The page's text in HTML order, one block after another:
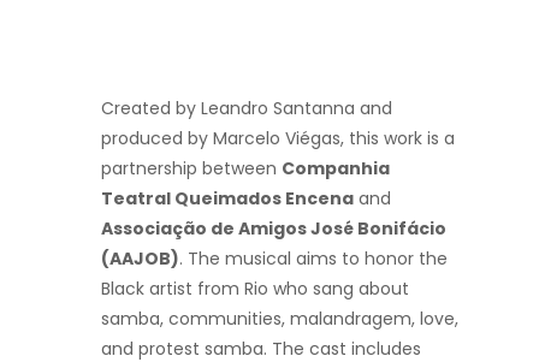
Created by Leandro Santanna and
produced by Marcelo Viégas, this work is a
partnership between Companhia
Teatral Queimados Encena and
Associação de Amigos José Bonifácio
(AAJOB). The musical aims to honor the
Black artist from Rio who sang about
samba, communities, malandragem, love,
and protest samba. The cast includes